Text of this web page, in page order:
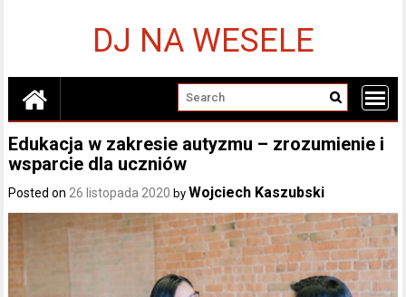
DJ NA WESELE
Edukacja w zakresie autyzmu – zrozumienie i
wsparcie dla uczniów
Posted on 26 listopada 2020 by Wojciech Kaszubski